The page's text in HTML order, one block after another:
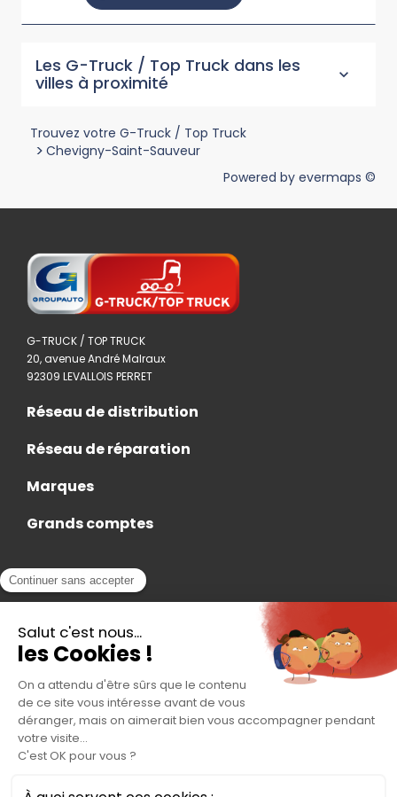
Les G-Truck / Top Truck dans les
villes à proximité
Trouvez votre G-Truck / Top Truck
> Chevigny-Saint-Sauveur
Powered by evermaps ©
G-TRUCK / TOP TRUCK
20, avenue André Malraux
92309 LEVALLOIS PERRET
Réseau de distribution
Réseau de réparation
Marques
Grands comptes
Actualités
Contact
Accès Adhérent